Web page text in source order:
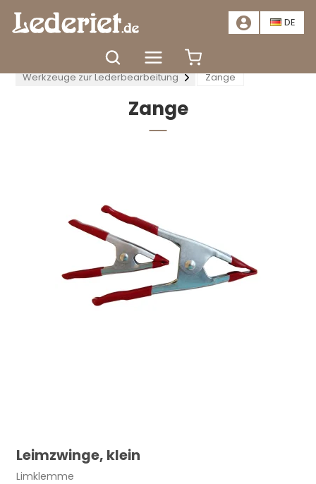
ANGEBOT – SPAREN SIE MINDESTENS 20 %. HIER KLICKEN📣
DE
Werkzeuge
Werkzeuge zur Lederbearbeitung
Zange
Zange
Leimzwinge, klein
Limklemme